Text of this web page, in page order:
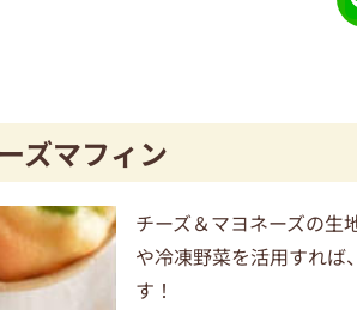
ズマフィン
チーズ＆マヨネーズの生
や冷凍野菜を活用すれば
す！